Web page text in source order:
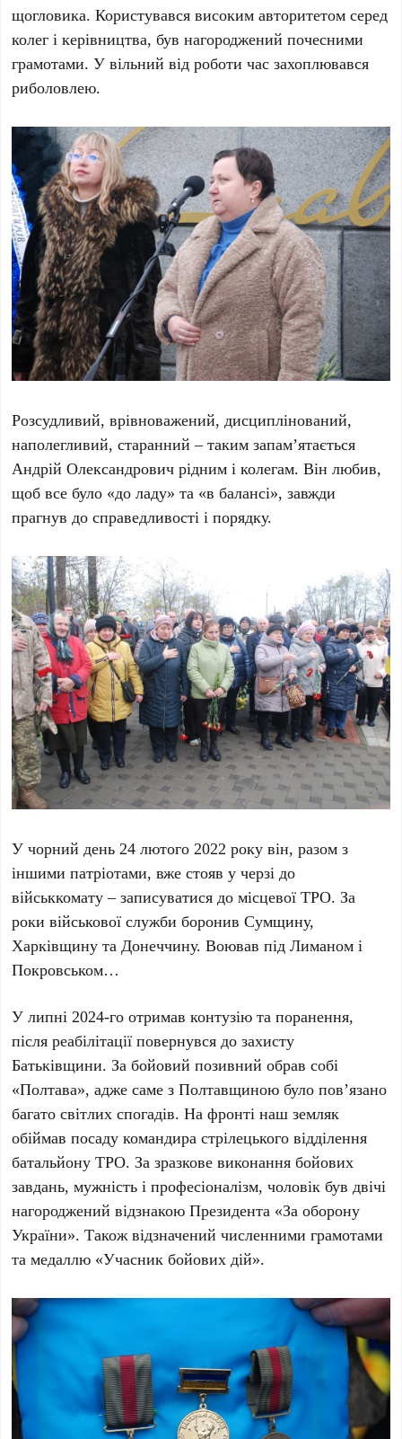
щогловика. Користувався високим авторитетом серед
колег і керівництва, був нагороджений почесними
грамотами. У вільний від роботи час захоплювався
риболовлею.
Розсудливий, врівноважений, дисциплінований,
наполегливий, старанний – таким запам’ятається
Андрій Олександрович рідним і колегам. Він любив,
щоб все було «до ладу» та «в балансі», завжди
прагнув до справедливості і порядку.
У чорний день 24 лютого 2022 року він, разом з
іншими патріотами, вже стояв у черзі до
військкомату – записуватися до місцевої ТРО. За
роки військової служби боронив Сумщину,
Харківщину та Донеччину. Воював під Лиманом і
Покровськом…
У липні 2024-го отримав контузію та поранення,
після реабілітації повернувся до захисту
Батьківщини. За бойовий позивний обрав собі
«Полтава», адже саме з Полтавщиною було пов’язано
багато світлих спогадів. На фронті наш земляк
обіймав посаду командира стрілецького відділення
батальйону ТРО. За зразкове виконання бойових
завдань, мужність і професіоналізм, чоловік був двічі
нагороджений відзнакою Президента «За оборону
України». Також відзначений численними грамотами
та медаллю «Учасник бойових дій».